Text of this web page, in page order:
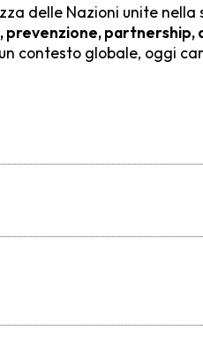
delle Nazioni unite
partnership,
contesto globale, oggi